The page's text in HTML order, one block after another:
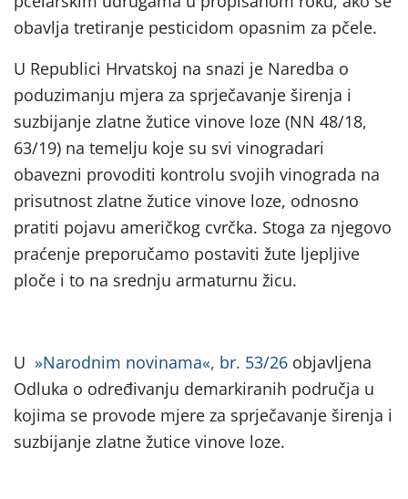
obavlja tretiranje pesticidom opasnim za pčele.
U Republici Hrvatskoj na snazi je Naredba o
poduzimanju mjera za sprječavanje širenja i
suzbijanje zlatne žutice vinove loze (NN 48/18,
63/19) na temelju koje su svi vinogradari
obavezni provoditi kontrolu svojih vinograda na
prisutnost zlatne žutice vinove loze, odnosno
pratiti pojavu američkog cvrčka. Stoga za njegovo
praćenje preporučamo postaviti žute ljepljive
ploče i to na srednju armaturnu žicu.
U »Narodnim novinama«, br. 53/26 objavljena
Odluka o određivanju demarkiranih područja u
kojima se provode mjere za sprječavanje širenja i
suzbijanje zlatne žutice vinove loze.